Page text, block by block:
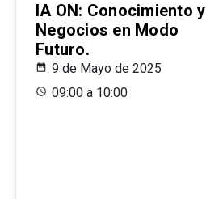
IA ON: Conocimiento y
Negocios en Modo
Futuro.
9 de Mayo de 2025
09:00 a 10:00